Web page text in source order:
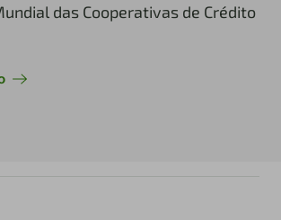
das Cooperativas de Crédito